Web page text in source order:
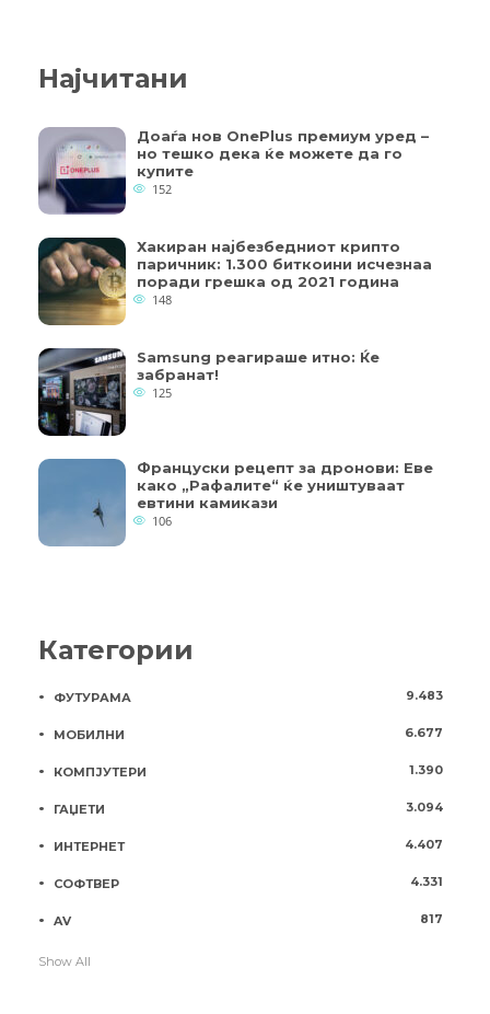
Најчитани
Доаѓа нов OnePlus премиум уред –
но тешко дека ќе можете да го
купите
152
Хакиран најбезбедниот крипто
паричник: 1.300 биткоини исчезнаа
поради грешка од 2021 година
148
Samsung реагираше итно: Ќе
забранат!
125
Француски рецепт за дронови: Еве
како „Рафалите“ ќе уништуваат
евтини камикази
106
Категории
ФУТУРАМА 9.483
МОБИЛНИ 6.677
КОМПЈУТЕРИ 1.390
ГАЏЕТИ 3.094
ИНТЕРНЕТ 4.407
СОФТВЕР 4.331
AV 817
Show All